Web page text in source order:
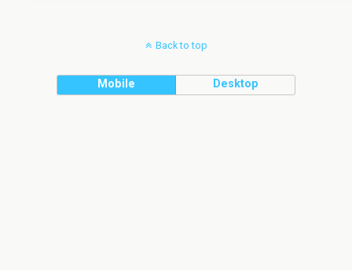
Back to top
Mobile Desktop